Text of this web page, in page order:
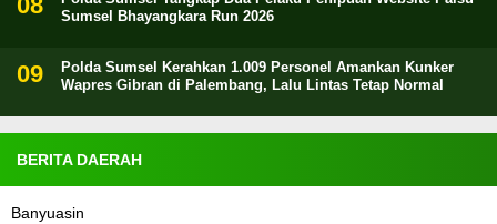
Sumsel Bhayangkara Run 2026
Polda Sumsel Kerahkan 1.009 Personel Amankan Kunker
Wapres Gibran di Palembang, Lalu Lintas Tetap Normal
BERITA DAERAH
Banyuasin